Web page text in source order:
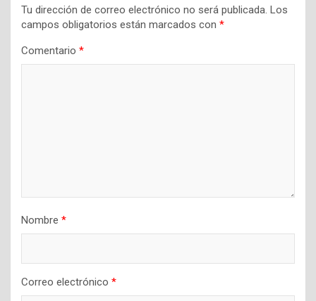
Tu dirección de correo electrónico no será publicada. Los
campos obligatorios están marcados con *
Comentario *
Nombre *
Correo electrónico *